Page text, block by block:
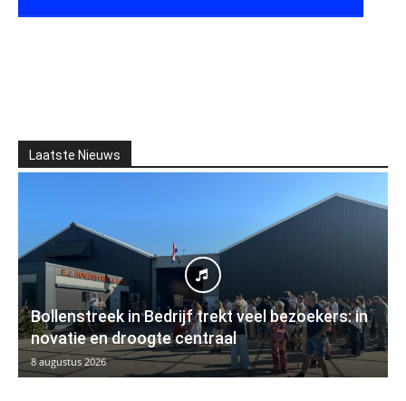
Laatste Nieuws
Bollenstreek in Bedrijf trekt veel bezoekers: in
novatie en droogte centraal
8 augustus 2026